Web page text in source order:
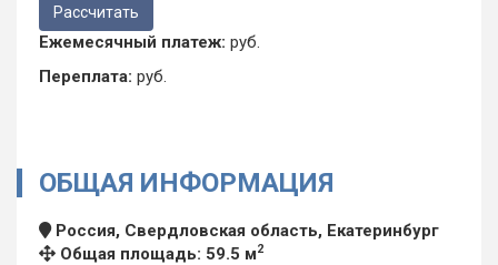
Ежемесячный платеж: руб.
Переплата: руб.
ОБЩАЯ ИНФОРМАЦИЯ
Россия, Свердловская область, Екатеринбург
Общая площадь: 59.5 м2